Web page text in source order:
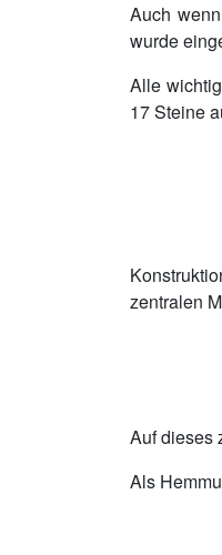
Auch
wurde
Alle
17 Steine
zentralen
Auf dieses
Als